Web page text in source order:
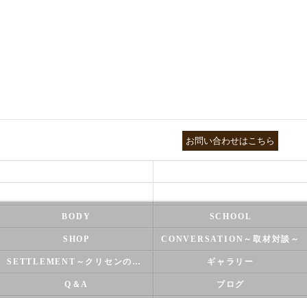
お問い合わせはこちら
BODY SCHOOL
SHOP CONVERSATION～取材対談～
SETTLEMENT～クリセンのズバリ解決シリーズ～ ギャラリー
Q＆A ブログ